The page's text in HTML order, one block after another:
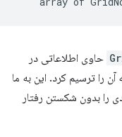
حاوی اطلاعاتی در
را ترسیم کرد. این به ما
را بدون شکستن رفتار